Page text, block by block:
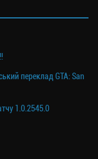
переклад GTA: San
1.0.2545.0